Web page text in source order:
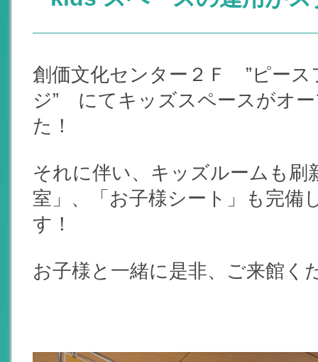
創価文化センター２Ｆ ”ピース
ジ” にてキッズスペースがオ
た！
それに伴い、キッズルームも刷
室」、「お子様シート」も完備
す！
お子様と一緒に是非、ご来館く